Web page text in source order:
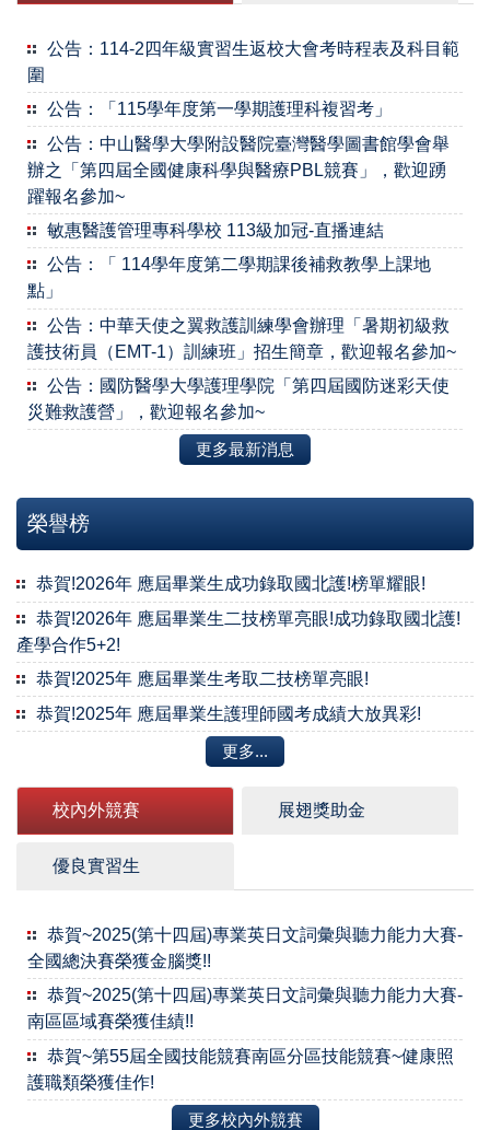
公告：114-2四年級實習生返校大會考時程表及科目範
圍
公告：「115學年度第一學期護理科複習考」
公告：中山醫學大學附設醫院臺灣醫學圖書館學會舉
辦之「第四屆全國健康科學與醫療PBL競賽」，歡迎踴
躍報名參加~
敏惠醫護管理專科學校 113級加冠-直播連結
公告：「 114學年度第二學期課後補救教學上課地
點」
公告：中華天使之翼救護訓練學會辦理「暑期初級救
護技術員（EMT-1）訓練班」招生簡章，歡迎報名參加~
公告：國防醫學大學護理學院「第四屆國防迷彩天使
災難救護營」，歡迎報名參加~
更多最新消息
榮譽榜
恭賀!2026年 應屆畢業生成功錄取國北護!榜單耀眼!
恭賀!2026年 應屆畢業生二技榜單亮眼!成功錄取國北護!
產學合作5+2!
恭賀!2025年 應屆畢業生考取二技榜單亮眼!
恭賀!2025年 應屆畢業生護理師國考成績大放異彩!
更多...
校內外競賽 展翅獎助金
優良實習生
恭賀~2025(第十四屆)專業英日文詞彙與聽力能力大賽-
全國總決賽榮獲金腦獎!!
恭賀~2025(第十四屆)專業英日文詞彙與聽力能力大賽-
南區區域賽榮獲佳績!!
恭賀~第55屆全國技能競賽南區分區技能競賽~健康照
護職類榮獲佳作!
更多校內外競賽